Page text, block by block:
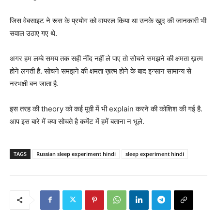
जिस वेबसाइट ने रूस के प्रयोग को वायरल किया था उनके खुद की जानकारी भी
सवाल उठाए गए थे.
अगर हम लम्बे समय तक सही नींद नहीं ले पाए तो सोचने समझने की क्षमता ख़त्म
होने लगती है. सोचने समझने की क्षमता ख़त्म होने के बाद इन्सान सामान्य से
नरभक्षी बन जाता है.
इस तरह की theory को कई मूवी में भी explain करने की कोशिश की गई है.
आप इस बारे में क्या सोचते है कमेंट में हमें बताना न भूले.
TAGS Russian sleep experiment hindi sleep experiment hindi